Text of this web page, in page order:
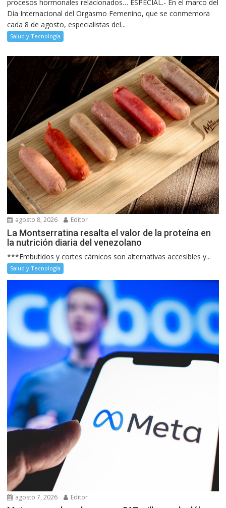
procesos hormonales relacionados… ESPECIAL.- En el marco del
Día Internacional del Orgasmo Femenino, que se conmemora
cada 8 de agosto, especialistas del...
Salud y Tecnología
agosto 8, 2026 Editor
La Montserratina resalta el valor de la proteína en
la nutrición diaria del venezolano
***Embutidos y cortes cárnicos son alternativas accesibles y...
Salud y Tecnología
agosto 7, 2026 Editor